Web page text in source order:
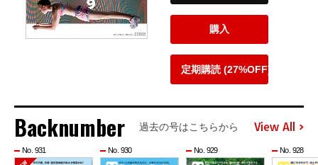
購入
定期購読 (27%OFF)
Backnumber 過去の号はこちらから View All
No. 931 No. 930 No. 929 No. 928